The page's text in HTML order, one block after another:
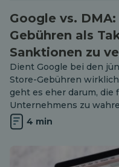
Google vs.
Gebühren als
Sanktionen zu
Dient Google bei den
Store-Gebühren
geht es eher darum,
Unternehmens zu
4 min